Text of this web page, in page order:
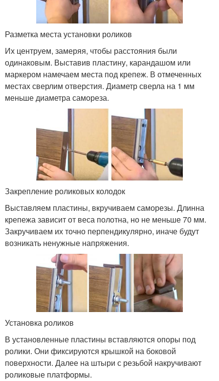
Разметка места установки роликов
Их центруем, замеряя, чтобы расстояния были
одинаковым. Выставив пластину, карандашом или
маркером намечаем места под крепеж. В отмеченных
местах сверлим отверстия. Диаметр сверла на 1 мм
меньше диаметра самореза.
Закрепление роликовых колодок
Выставляем пластины, вкручиваем саморезы. Длинна
крепежа зависит от веса полотна, но не меньше 70 мм.
Закручиваем их точно перпендикулярно, иначе будут
возникать ненужные напряжения.
Установка роликов
В установленные пластины вставляются опоры под
ролики. Они фиксируются крышкой на боковой
поверхности. Далее на штыри с резьбой накручивают
роликовые платформы.